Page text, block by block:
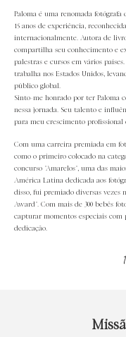
Paloma é uma renomada
15 anos de experiência,
internacionalmente. Autora de
compartilha seu conhecimento e
palestras e cursos em vários
trabalha nos Estados Unidos,
público global.
Sinto-me honrado por ter Paloma
nessa jornada. Seu talento e
para meu crescimento profissional
Com uma carreira premiada em
como o primeiro colocado na
concurso "Amarelos", uma das
América Latina dedicada aos
disso, fui premiado diversas vezes
Award". Com mais de 300 bebês
capturar momentos especiais com
dedicação.